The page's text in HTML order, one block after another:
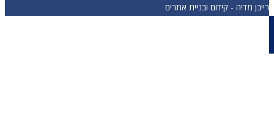
רייבן מדיה - קידום ובניית אתרים